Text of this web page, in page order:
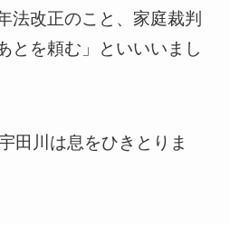
法改正のこと、家庭裁判
とを頼む」といいいまし
田川は息をひきとりま